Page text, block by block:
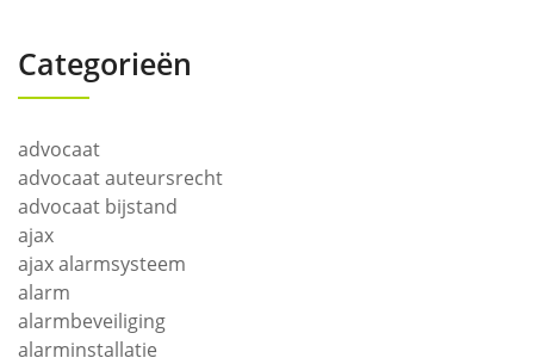
Categorieën
advocaat
advocaat auteursrecht
advocaat bijstand
ajax
ajax alarmsysteem
alarm
alarmbeveiliging
alarminstallatie